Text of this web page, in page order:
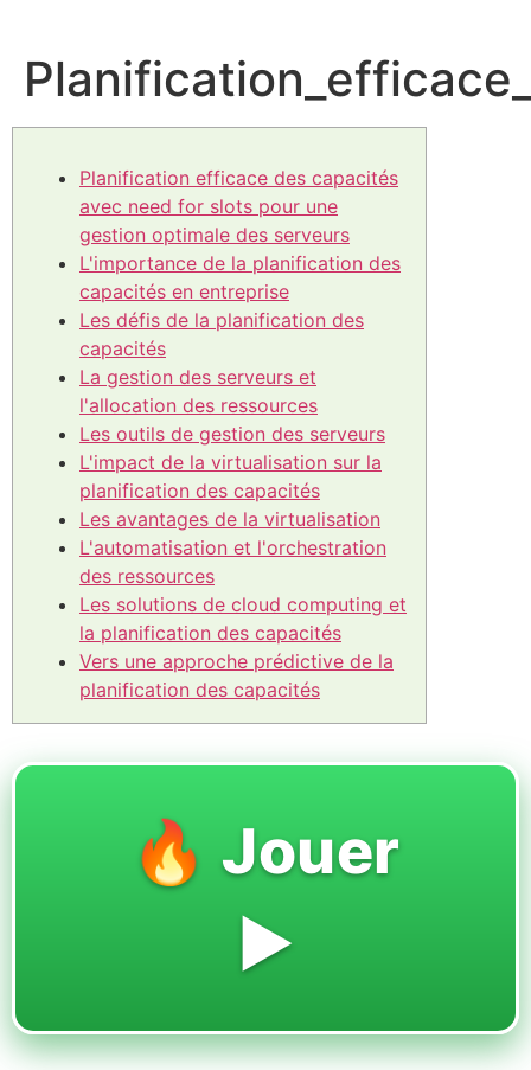
Planification efficace des capacités
avec need for slots pour une
gestion optimale des serveurs
L'importance de la planification des
capacités en entreprise
Les défis de la planification des
capacités
La gestion des serveurs et
l'allocation des ressources
Les outils de gestion des serveurs
L'impact de la virtualisation sur la
planification des capacités
Les avantages de la virtualisation
L'automatisation et l'orchestration
des ressources
Les solutions de cloud computing et
la planification des capacités
Vers une approche prédictive de la
planification des capacités
🔥 Jouer
▶️